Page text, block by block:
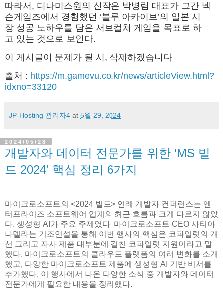
따라서, 디나미스원의 신작은 박병림 대표가 그간 넥
슨게임즈에서 경험했던 ‘블루 아카이브’의 일본 시
장 성공 노하우를 담은 서브컬쳐 게임을 목표로 하
고 있는 것으로 보인다.
이 게시글이 문제가 될 시, 삭제하겠습니다
출처 : https://m.gamevu.co.kr/news/articleView.html?
idxno=33120
JP-Hosting 관리자4 at 5월 29, 2024
2024/05/28
개발자와 데이터 전문가를 위한 ‘MS 빌
드 2024’ 핵심 정리 6가지
마이크로소프트의 <2024 빌드> 연례 개발자 컨퍼런스는 엔
터프라이즈 소프트웨어 업계의 최근 흐름과 크게 다르지 않았
다. 생성형 AI가 주요 주제였다. 마이크로소프트 CEO 사티아
나델라는 기조연설을 통해 이번 행사의 핵심은 코파일럿의 개
선 그리고 자사 제품 대부분에 걸친 코파일럿 지원이라고 말
했다. 마이크로소프트의 클라우드 플랫폼의 여러 변화를 소개
했고, 다양한 마이크로소프트 제품에 생성형 AI 기반 비서를
추가했다. 이 행사에서 나온 다양한 소식 중 개발자와 데이터
전문가에게 필요한 내용을 정리했다.